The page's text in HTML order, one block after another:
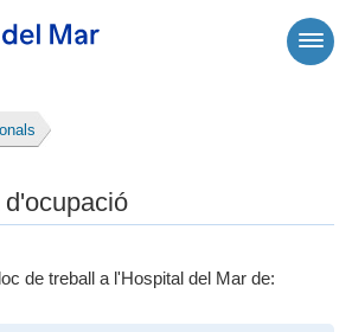
de treball a l'Hospital del Mar de: